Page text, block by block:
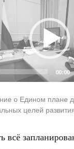
00:00
о Едином плане
целей
всё
сервисом
Архив
Email